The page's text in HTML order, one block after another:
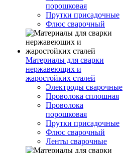
порошковая
Прутки присадочные
Флюс сварочный
Материалы для сварки
нержавеющих и
жаростойких сталей
Электроды сварочные
Проволока сплошная
Проволока
порошковая
Прутки присадочные
Флюс сварочный
Ленты сварочные